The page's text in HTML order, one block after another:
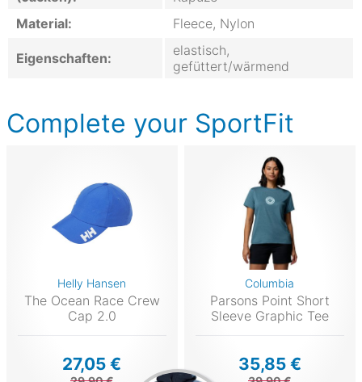
Material:
Fleece, Nylon
Eigenschaften:
elastisch,
gefüttert/wärmend
Complete your SportFit
Helly Hansen
The Ocean Race Crew
Cap 2.0
27,05 €
Columbia
Parsons Point Short
Sleeve Graphic Tee
35,85 €